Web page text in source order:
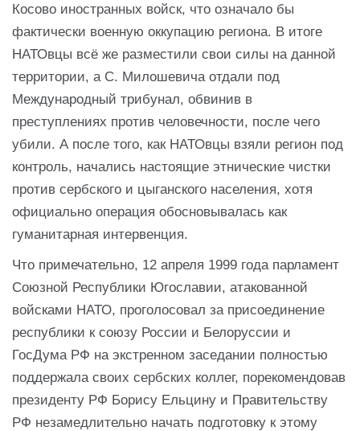
Косово иностранных войск, что означало бы
фактически военную оккупацию региона. В итоге
НАТОвцы всё же разместили свои силы на данной
территории, а С. Милошевича отдали под
Международный трибунал, обвинив в
преступлениях против человечности, после чего
убили. А после того, как НАТОвцы взяли регион под
контроль, начались настоящие этнические чистки
против сербского и цыганского населения, хотя
официально операция обосновывалась как
гуманитарная интервенция.
Что примечательно, 12 апреля 1999 года парламент
Союзной Республики Югославии, атакованной
войсками НАТО, проголосовал за присоединение
республики к союзу России и Белоруссии и
ГосДума РФ на экстренном заседании полностью
поддержала своих сербских коллег, порекомендовав
президенту РФ Борису Ельцину и Правительству
РФ незамедлительно начать подготовку к этому